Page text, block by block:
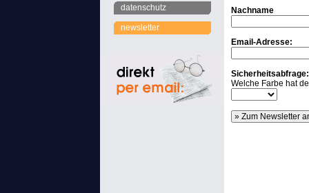
datenschutz
newsletter
Nachname
Email-Adresse:
Sicherheitsabfrage:
Welche Farbe hat